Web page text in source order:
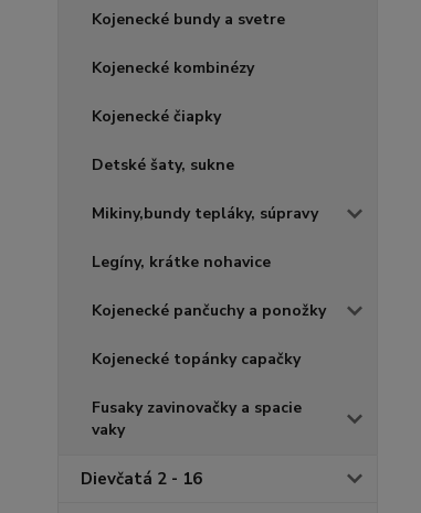
Kojenecké bundy a svetre
Kojenecké kombinézy
Kojenecké čiapky
Detské šaty, sukne
Mikiny,bundy tepláky, súpravy
Legíny, krátke nohavice
Kojenecké pančuchy a ponožky
Kojenecké topánky capačky
Fusaky zavinovačky a spacie
vaky
Dievčatá 2 - 16